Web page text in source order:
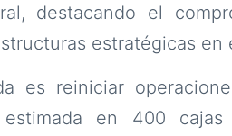
destacando el
estratégicas en
es reiniciar
en 400